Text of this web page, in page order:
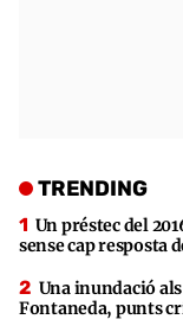
TRENDING
Un préstec del
sense cap resposta
Una inundació
Fontaneda, punts